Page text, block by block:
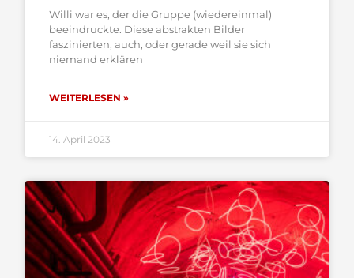
Willi war es, der die Gruppe (wiedereinmal)
beeindruckte. Diese abstrakten Bilder
faszinierten, auch, oder gerade weil sie sich
niemand erklären
WEITERLESEN »
14. April 2023